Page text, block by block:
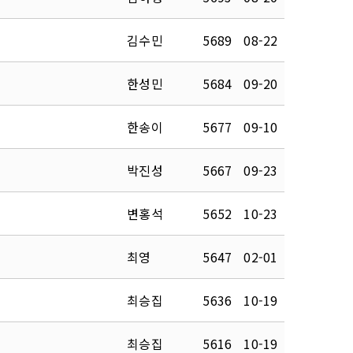
김수민 5689 08-22
한성민 5684 09-20
한송이 5677 09-10
박진성 5667 09-23
변홍석 5652 10-23
최영 5647 02-01
최승집 5636 10-19
최승집 5616 10-19